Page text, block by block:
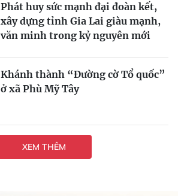
Phát huy sức mạnh đại đoàn kết,
xây dựng tỉnh Gia Lai giàu mạnh,
văn minh trong kỷ nguyên mới
Khánh thành “Đường cờ Tổ quốc”
ở xã Phù Mỹ Tây
XEM THÊM